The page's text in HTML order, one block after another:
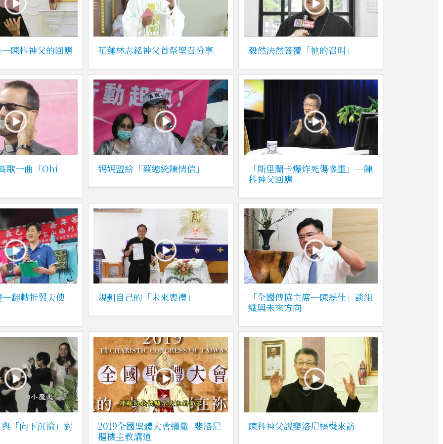
陳科神父的回應 花蓮林志銘神父首祭聖召分享 毅然決然答覆「祂的召叫」
歌一曲「Ohi 媽媽盟給「蔡總統陳情信」
「斯里蘭卡爆炸死傷慘重」─陳
科神父回應
─翻轉折翼天使 規劃自己的「未來喪禮」
「全國傳協主席─陳磊仕」談組
織與未來方向
「向下沉淪」對
2019全國聖體大會彌撒--斐洛尼
樞機主教講道
陳科神父說斐洛尼樞機來訪